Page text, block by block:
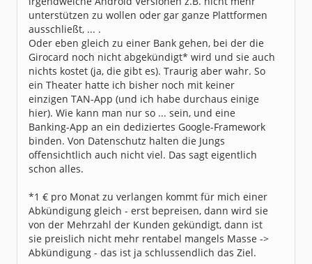
unterstützen zu wollen oder gar ganze Plattformen
ausschließt, ... .
Oder eben gleich zu einer Bank gehen, bei der die
Girocard noch nicht abgekündigt* wird und sie auch
nichts kostet (ja, die gibt es). Traurig aber wahr. So
ein Theater hatte ich bisher noch mit keiner
einzigen TAN-App (und ich habe durchaus einige
hier). Wie kann man nur so ... sein, und eine
Banking-App an ein dediziertes Google-Framework
binden. Von Datenschutz halten die Jungs
offensichtlich auch nicht viel. Das sagt eigentlich
schon alles.
*1 € pro Monat zu verlangen kommt für mich einer
Abkündigung gleich - erst bepreisen, dann wird sie
von der Mehrzahl der Kunden gekündigt, dann ist
sie preislich nicht mehr rentabel mangels Masse ->
Abkündigung - das ist ja schlussendlich das Ziel.